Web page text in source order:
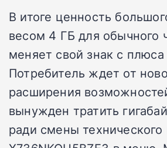
В итоге ценность
весом 4 ГБ для обычного
меняет свой знак с
Потребитель ждет от
расширения
вынужден тратить
ради смены технического